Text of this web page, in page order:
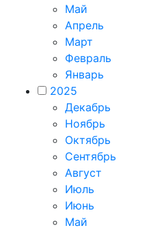
Май
Апрель
Март
Февраль
Январь
2025
Декабрь
Ноябрь
Октябрь
Сентябрь
Август
Июль
Июнь
Май